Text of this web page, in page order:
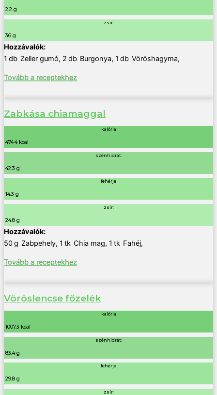
2.2 g
zsír:
36 g
1 db Zeller gumó, 2 db Burgonya, 1 db Vöröshagyma,
Tovább a receptekhez
Zabkása chiamaggal
kalória
474.4 kcal
szénhidrát:
42.3 g
fehérje
14.3 g
zsír:
24.8 g
50g Zabpehely, 1 tk Chia mag, 1 tk Fahéj,
Tovább a receptekhez
Vöröslencse főzelék
kalória
1007.3 kcal
szénhidrát:
83.4 g
fehérje
29.8 g
zsír: